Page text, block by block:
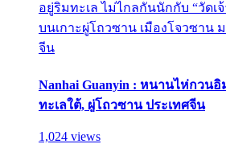
อยู่ริมทะเล ไม่ไกลกันนักกับ “วัดเ
บนเกาะผู่โถวซาน เมืองโจวซาน
จีน
Nanhai Guanyin : หนานไห่กวน
ทะเลใต้, ผู่โถวซาน ประเทศจีน
1,024 views